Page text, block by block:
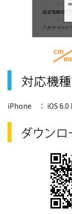
iPhone ： iOS